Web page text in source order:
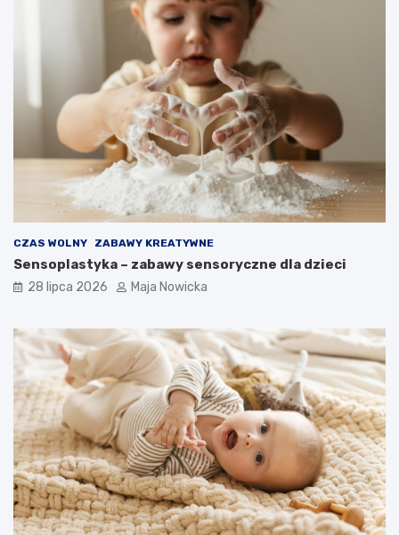
CZAS WOLNY ZABAWY KREATYWNE
Sensoplastyka – zabawy sensoryczne dla dzieci
28 lipca 2026 Maja Nowicka